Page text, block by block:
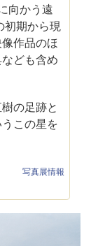
向かう遠
初期から現
作品のほ
ども含め
の足跡と
この星を
写真展情報